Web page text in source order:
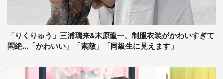
「りくりゅう」三浦璃来&木原龍一、制服衣装がかわいすぎて
悶絶...「かわいい」「素敵」「同級生に見えます」